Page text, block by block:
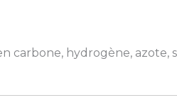
carbone, hydrogène, azote,